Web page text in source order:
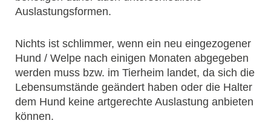
Auslastungsformen.
Nichts ist schlimmer, wenn ein neu eingezogener
Hund / Welpe nach einigen Monaten abgegeben
werden muss bzw. im Tierheim landet, da sich die
Lebensumstände geändert haben oder die Halter
dem Hund keine artgerechte Auslastung anbieten
können.